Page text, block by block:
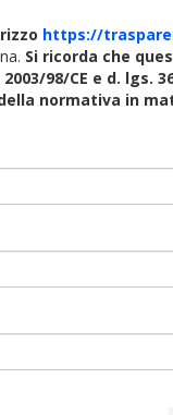
https://
Si ricorda che
98/CE e d. lgs.
normativa in